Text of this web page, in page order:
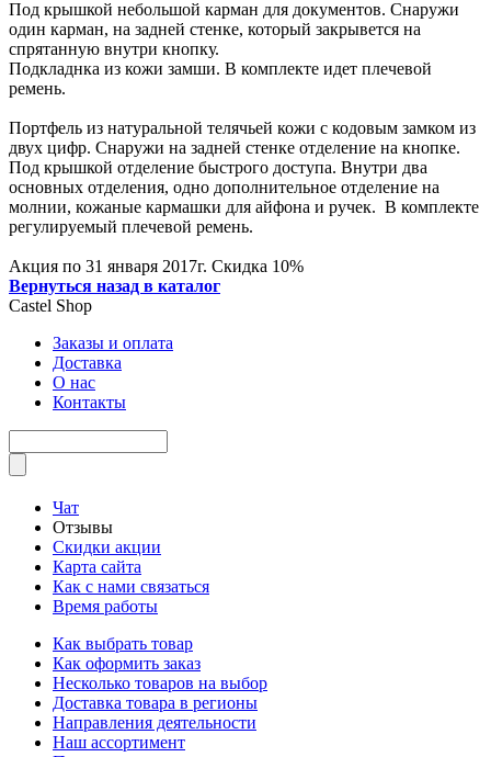
Под крышкой небольшой карман для документов. Снаружи
один карман, на задней стенке, который закрывется на
спрятанную внутри кнопку.
Подкладнка из кожи замши. В комплекте идет плечевой
ремень.
Портфель из натуральной телячьей кожи с кодовым замком из
двух цифр. Снаружи на задней стенке отделение на кнопке.
Под крышкой отделение быстрого доступа. Внутри два
основных отделения, одно дополнительное отделение на
молнии, кожаные кармашки для айфона и ручек. В комплекте
регулируемый плечевой ремень.
Акция по 31 января 2017г. Скидка 10%
Вернуться назад в каталог
Castel Shop
Заказы и оплата
Доставка
О нас
Контакты
Чат
Отзывы
Скидки акции
Карта сайта
Как с нами связаться
Время работы
Как выбрать товар
Как оформить заказ
Несколько товаров на выбор
Доставка товара в регионы
Направления деятельности
Наш ассортимент